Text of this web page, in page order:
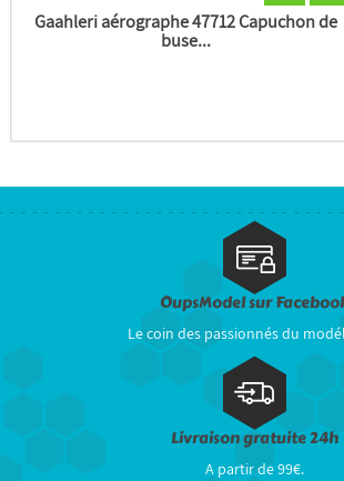
Gaahleri aérographe 47712 Capuchon de
buse...
OupsModel sur
Le coin des passionnés du
Livraison gratuite 24h
A partir de 99€.